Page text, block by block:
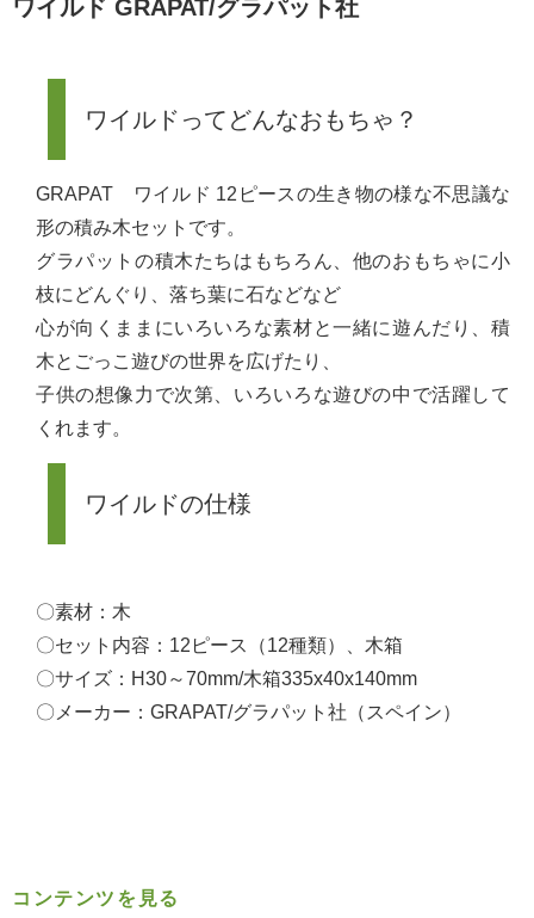
ワイルド GRAPAT/グラパット社
ワイルドってどんなおもちゃ？
GRAPAT ワイルド 12ピースの生き物の様な不思議な
形の積み木セットです。
グラパットの積木たちはもちろん、他のおもちゃに小
枝にどんぐり、落ち葉に石などなど
心が向くままにいろいろな素材と一緒に遊んだり、積
木とごっこ遊びの世界を広げたり、
子供の想像力で次第、いろいろな遊びの中で活躍して
くれます。
ワイルドの仕様
〇素材：木
〇セット内容：12ピース（12種類）、木箱
〇サイズ：H30～70mm/木箱335x40x140mm
〇メーカー：GRAPAT/グラパット社（スペイン）
コンテンツを見る